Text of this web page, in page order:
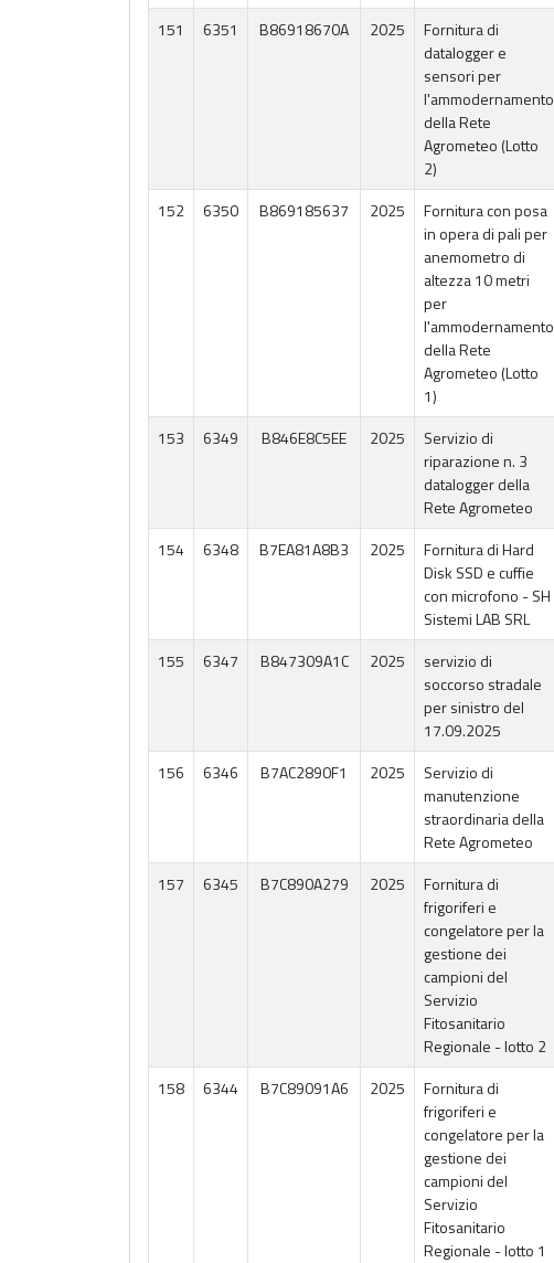
151 6351 B86918670A 2025
Fornitura di
datalogger e
sensori per
l'ammodernamento
della Rete
Agrometeo (Lotto
2)
152 6350 B869185637 2025
Fornitura con posa
in opera di pali per
anemometro di
altezza 10 metri
per
l'ammodernamento
della Rete
Agrometeo (Lotto
1)
153 6349 B846E8C5EE 2025
Servizio di
riparazione n. 3
datalogger della
Rete Agrometeo
154 6348 B7EA81A8B3 2025
Fornitura di Hard
Disk SSD e cuffie
con microfono - SH
Sistemi LAB SRL
155 6347 B847309A1C 2025
servizio di
soccorso stradale
per sinistro del
17.09.2025
156 6346 B7AC2890F1 2025
Servizio di
manutenzione
straordinaria della
Rete Agrometeo
157 6345 B7C890A279 2025
Fornitura di
frigoriferi e
congelatore per la
gestione dei
campioni del
Servizio
Fitosanitario
Regionale - lotto 2
158 6344 B7C89091A6 2025
Fornitura di
frigoriferi e
congelatore per la
gestione dei
campioni del
Servizio
Fitosanitario
Regionale - lotto 1